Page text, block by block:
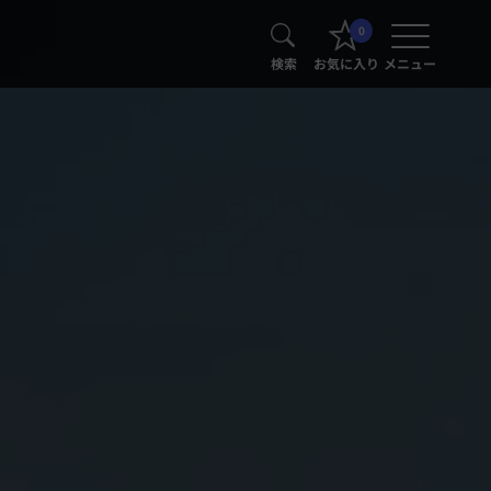
検索
0
お気に入り メニュー